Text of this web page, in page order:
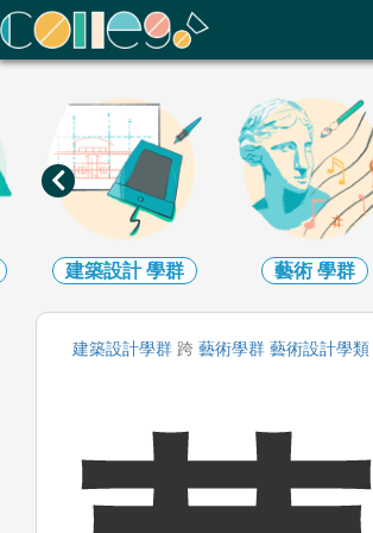
ColleGo! 大學選才與高中育才輔助系統
建築設計學群 藝術 學群
建築設計學群 跨 藝術學群 藝術設計學類